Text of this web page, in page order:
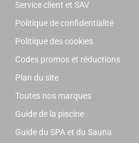
Service client et SAV
Politique de confidentialité
Politique des cookies
Codes promos et réductions
Plan du site
Toutes nos marques
Guide de la piscine
Guide du SPA et du Sauna